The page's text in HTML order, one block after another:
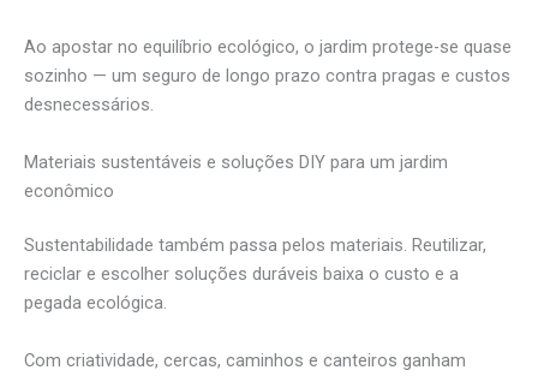
Ao apostar no equilíbrio ecológico, o jardim protege-se quase
sozinho — um seguro de longo prazo contra pragas e custos
desnecessários.
Materiais sustentáveis e soluções DIY para um jardim
econômico
Sustentabilidade também passa pelos materiais. Reutilizar,
reciclar e escolher soluções duráveis baixa o custo e a
pegada ecológica.
Com criatividade, cercas, caminhos e canteiros ganham